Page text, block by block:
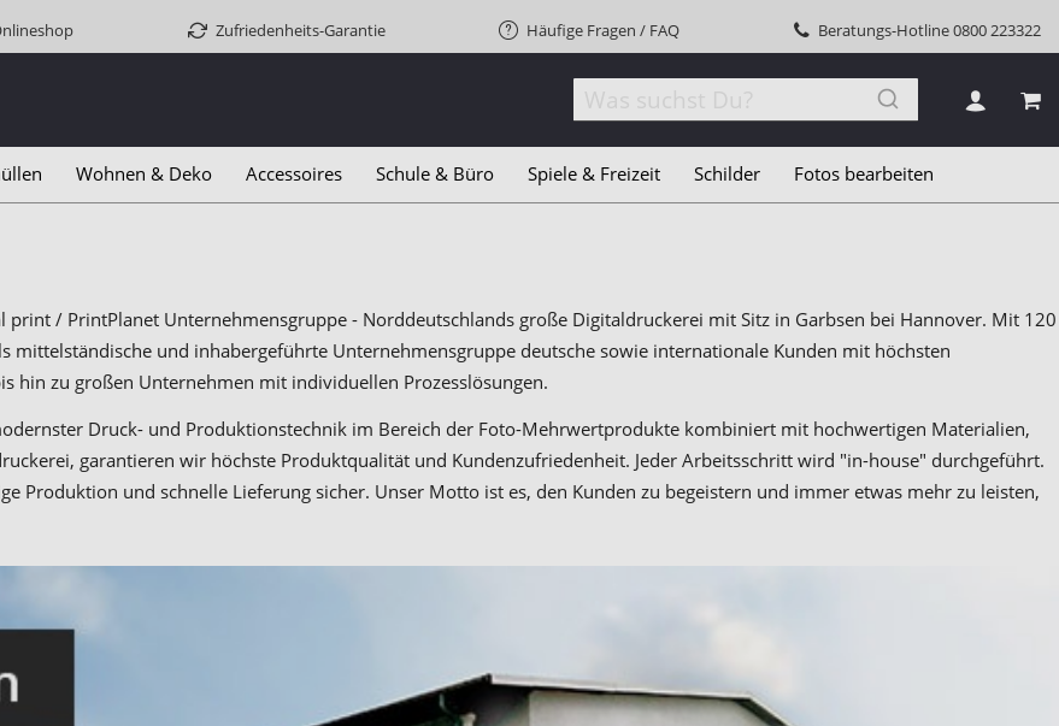
Zufriedenheits-Garantie Häufige Fragen / FAQ Beratungs-Hotline0800 223322
Wohnen & Deko Accessoires Schule & Büro Spiele & Freizeit Schilder Fotos bearbeiten
/ PrintPlanet Unternehmensgruppe - Norddeutschlands große Digitaldruckerei mit Sitz in Garbsen bei Hannover. Mit 120
und inhabergeführte Unternehmensgruppe deutsche sowie internationale Kunden mit höchsten
hin zu großen Unternehmen mit individuellen Prozesslösungen.
Druck- und Produktionstechnik im Bereich der Foto-Mehrwertprodukte kombiniert mit hochwertigen Materialien,
garantieren wir höchste Produktqualität und Kundenzufriedenheit. Jeder Arbeitsschritt wird "in-house" durchgeführt.
Produktion und schnelle Lieferung sicher. Unser Motto ist es, den Kunden zu begeistern und immer etwas mehr zu leisten,